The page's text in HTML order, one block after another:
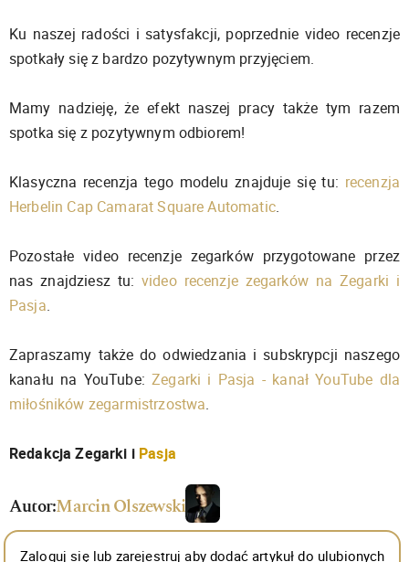
Ku naszej radości i satysfakcji, poprzednie video recenzje
spotkały się z bardzo pozytywnym przyjęciem.
Mamy nadzieję, że efekt naszej pracy także tym razem
spotka się z pozytywnym odbiorem!
Klasyczna recenzja tego modelu znajduje się tu: recenzja
Herbelin Cap Camarat Square Automatic.
Pozostałe video recenzje zegarków przygotowane przez
nas znajdziesz tu: video recenzje zegarków na Zegarki i
Pasja.
Zapraszamy także do odwiedzania i subskrypcji naszego
kanału na YouTube:Zegarki i Pasja - kanał YouTube dla
miłośników zegarmistrzostwa.
Redakcja Zegarki i Pasja
Autor:Marcin Olszewski
Zaloguj się lub zarejestruj aby dodać artykuł do ulubionych